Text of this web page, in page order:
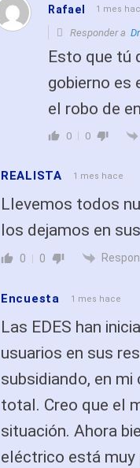
Rafael 1 mes
Responder a
Esto que tú
gobierno es
el robo de
0 0
REALISTA 1 mes hace
Llevemos todos
los dejamos en
0 0
Encuesta 1 mes hace
Las EDES han
usuarios en sus
subsidiando, en
total. Creo que el
situación. Ahora
eléctrico está muy